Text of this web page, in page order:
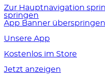
Zur Hauptnavigation
springen
App Banner überspringen
Unsere App
Kostenlos im Store
Jetzt anzeigen